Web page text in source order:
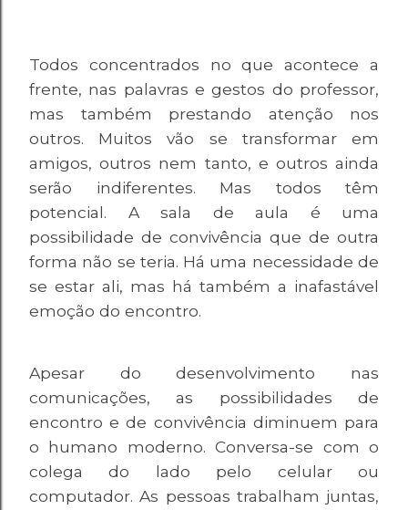
Todos concentrados no que acontece a
frente, nas palavras e gestos do professor,
mas também prestando atenção nos
outros. Muitos vão se transformar em
amigos, outros nem tanto, e outros ainda
serão indiferentes. Mas todos têm
potencial. A sala de aula é uma
possibilidade de convivência que de outra
forma não se teria. Há uma necessidade de
se estar ali, mas há também a inafastável
emoção do encontro.
Apesar do desenvolvimento nas
comunicações, as possibilidades de
encontro e de convivência diminuem para
o humano moderno. Conversa-se com o
colega do lado pelo celular ou
computador. As pessoas trabalham juntas,